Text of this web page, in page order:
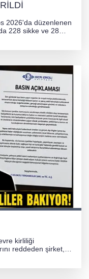
2026'da düzenlenen
228 sikke ve 28
kirliliği
reddeden şirket,